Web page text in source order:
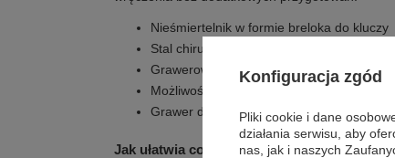
Nieśmiertelnik w formie breloka do kluczy
Stal chirurgiczna wypolerowana do
Grawerowanie diamentem wykonywane
Możliwość graweru tekstu, grafiki, logo lub
Grawer dwustronny na blaszce
Jak ułatwia codzienne zadania?
Konfiguracja zgód
Pliki cookie i dane
działania serwisu, aby
nas, jak i naszych